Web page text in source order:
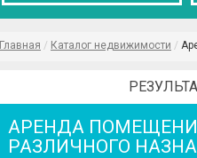
Главная / Каталог недвижимости /
АРЕНДА
РАЗЛИЧНОГО